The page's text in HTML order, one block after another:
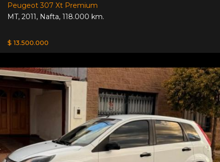
Peugeot 307 Xt Premium
MT, 2011, Nafta, 118.000 km.
$ 13.500.000